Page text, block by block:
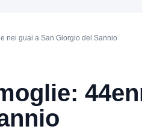
nei guai a San Giorgio del Sannio